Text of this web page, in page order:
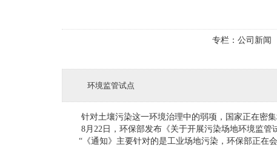
专栏： 公司新闻
环境监管试点
针对土壤污染这一环境治理中的弱项，国家正在密集
8月22日，环保部发布《关于开展污染场地环境监管
“《通知》主要针对的是工业场地污染，环保部正在会